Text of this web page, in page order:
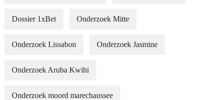
Dossier 1xBet Onderzoek Mitte
Onderzoek Lissabon Onderzoek Jasmine
Onderzoek Aruba Kwihi
Onderzoek moord marechaussee